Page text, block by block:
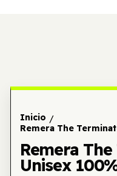
Inicio /
Remera The
Remera
Unisex